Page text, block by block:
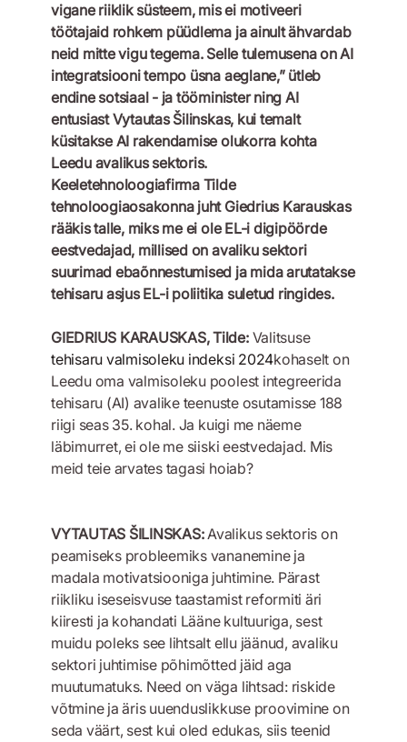
vigane riiklik süsteem, mis ei motiveeri
töötajaid rohkem püüdlema ja ainult ähvardab
neid mitte vigu tegema. Selle tulemusena on AI
integratsiooni tempo üsna aeglane,” ütleb
endine sotsiaal - ja tööminister ning AI
entusiast Vytautas Šilinskas, kui temalt
küsitakse AI rakendamise olukorra kohta
Leedu avalikus sektoris.
Keeletehnoloogiafirma Tilde
tehnoloogiaosakonna juht Giedrius Karauskas
rääkis talle, miks me ei ole EL-i digipöörde
eestvedajad, millised on avaliku sektori
suurimad ebaõnnestumised ja mida arutatakse
tehisaru asjus EL-i poliitika suletud ringides.
GIEDRIUS KARAUSKAS, Tilde: Valitsuse
tehisaru valmisoleku indeksi 2024kohaselt on
Leedu oma valmisoleku poolest integreerida
tehisaru (AI) avalike teenuste osutamisse 188
riigi seas 35. kohal. Ja kuigi me näeme
läbimurret, ei ole me siiski eestvedajad. Mis
meid teie arvates tagasi hoiab?
VYTAUTAS ŠILINSKAS:Avalikus sektoris on
peamiseks probleemiks vananemine ja
madala motivatsiooniga juhtimine. Pärast
riikliku iseseisvuse taastamist reformiti äri
kiiresti ja kohandati Lääne kultuuriga, sest
muidu poleks see lihtsalt ellu jäänud, avaliku
sektori juhtimise põhimõtted jäid aga
muutumatuks. Need on väga lihtsad: riskide
võtmine ja äris uuenduslikkuse proovimine on
seda väärt, sest kui oled edukas, siis teenid